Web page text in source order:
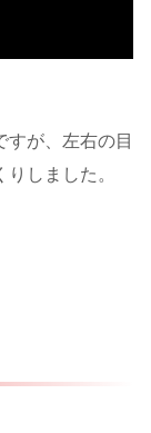
が、左右の目
しました。